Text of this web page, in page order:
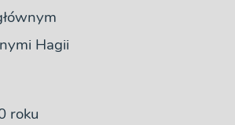
Hagii
roku